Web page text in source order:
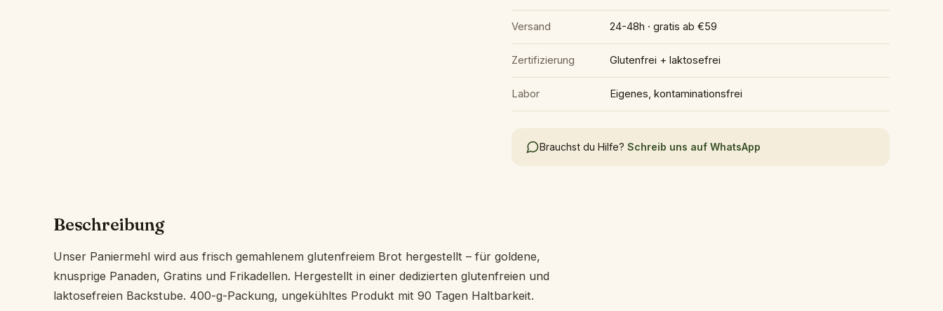
Versand 24-48h · gratis ab €59
Zertifizierung Glutenfrei + laktosefrei
Labor Eigenes, kontaminationsfrei
Brauchst du Hilfe? Schreib uns auf WhatsApp
Beschreibung
Unser Paniermehl wird aus frisch gemahlenem glutenfreiem Brot hergestellt – für goldene,
knusprige Panaden, Gratins und Frikadellen. Hergestellt in einer dedizierten glutenfreien und
laktosefreien Backstube. 400-g-Packung, ungekühltes Produkt mit 90 Tagen Haltbarkeit.